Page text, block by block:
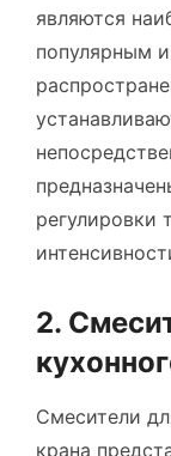
являются
популярным и
регулировки
2.
Смесители
крана